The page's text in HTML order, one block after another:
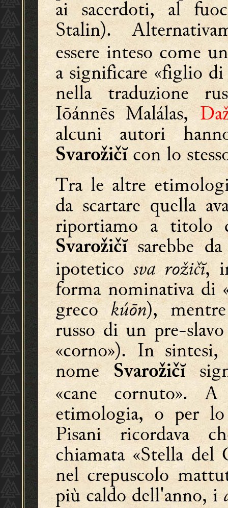
ai sacerdoti, al
Stalin).
essere inteso come
a significare «figlio
nella traduzione
Iōánnēs Malálas,
alcuni autori
Svarožičĭcon lo
Tra le altre
da scartare quella
riportiamo a titolo
Svarožičĭsarebbe
ipoteticosva rožičĭ,
forma nominativa di
grecokúōn),
russo di un pre-
«corno»). In
nomeSvarožičĭ
«cane cornuto».
etimologia, o per
Pisani ricordava
chiamata «Stella del
nel crepuscolo
più caldo dell'anno, i